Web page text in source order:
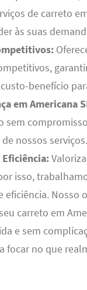
de carreto
às suas
benefício
em Americana
sem
nossos serviços.
Eficiência:
isso,
eficiência. Nosso
carreto em
e sem
focar no que